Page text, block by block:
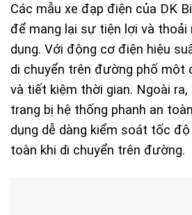
Các mẫu xe đạp điện của DK
để mang lại sự tiện lợi và
dụng. Với động cơ điện hiệu
di chuyển trên đường phố một
và tiết kiệm thời gian. Ngoài
trang bị hệ thống phanh an
dụng dễ dàng kiểm soát tốc
toàn khi di chuyển trên đường.